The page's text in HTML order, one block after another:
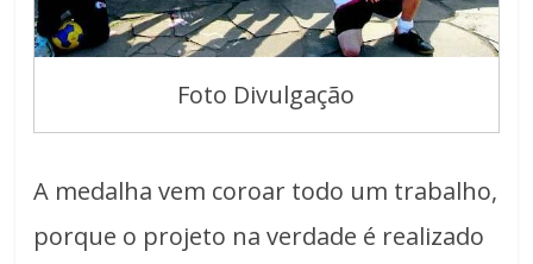
Foto Divulgação
A medalha vem coroar todo um trabalho,
porque o projeto na verdade é realizado